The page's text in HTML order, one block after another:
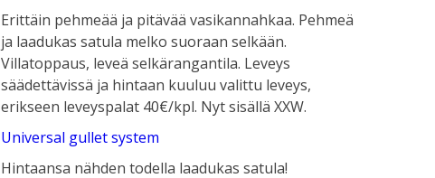
Erittäin pehmeää ja pitävää vasikannahkaa. Pehmeä
ja laadukas satula melko suoraan selkään.
Villatoppaus, leveä selkärangantila. Leveys
säädettävissä ja hintaan kuuluu valittu leveys,
erikseen leveyspalat 40€/kpl. Nyt sisällä XXW.
Universal gullet system
Hintaansa nähden todella laadukas satula!